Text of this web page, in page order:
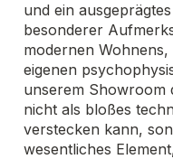
und ein
besonderer
modernen
eigenen
unserem Showroom
nicht als bloßes
verstecken kann,
wesentliches